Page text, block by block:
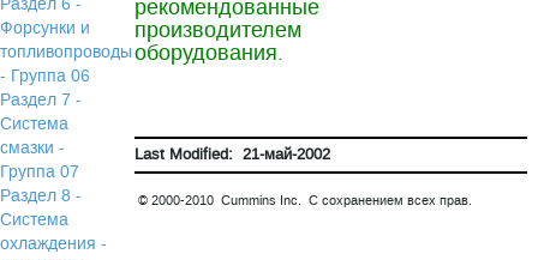
Форсунки и
топливопроводы
- Группа 06
Раздел 7 -
Система
смазки -
Группа 07
Раздел 8 -
Система
охлаждения -
рекомендованные
производителем
оборудования.
Last Modified: 21-май-2002
© 2000-2010 Cummins Inc. С сохранением всех прав.